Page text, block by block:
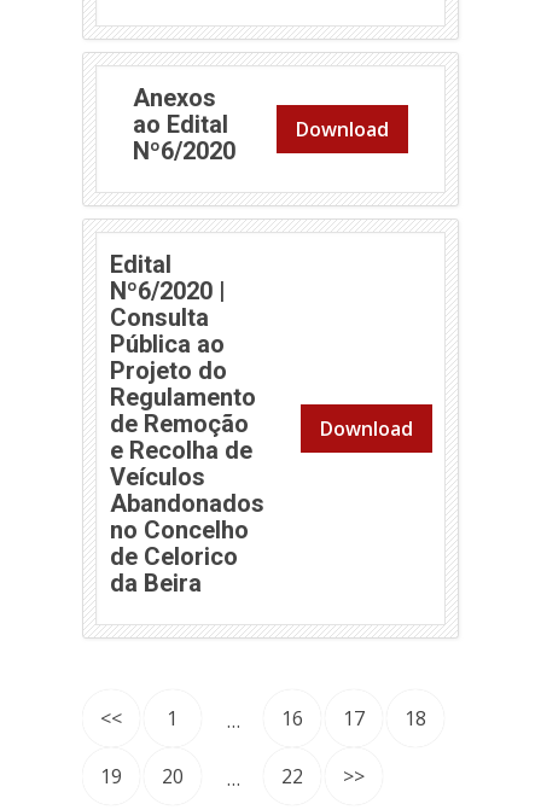
Anexos
ao Edital
Nº6/2020
Download
Edital
Nº6/2020 |
Consulta
Pública ao
Projeto do
Regulamento
de Remoção
e Recolha de
Veículos
Abandonados
no Concelho
de Celorico
da Beira
Download
<< 1 … 16 17 18
19 20 … 22 >>